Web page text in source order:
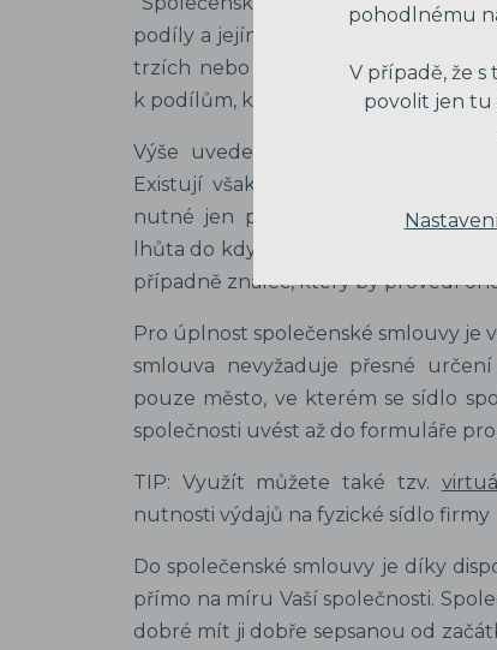
podíly a jejímž prostřednictvím je
trzích nebo na evropském
k podílům, které nemají omezenou
Výše uvedené údaje musí
Existují však i další náležitosti, jež
nutné jen pro samotné založení,
lhůta do kdy má být povinnost
případně znalec, který by provedl
Pro úplnost společenské smlouvy je
smlouva nevyžaduje přesné
pouze město, ve kterém se sídlo
společnosti uvést až do formuláře
TIP: Využít můžete také tzv.
nutnosti výdajů na fyzické sídlo firmy
Do společenské smlouvy je díky
přímo na míru Vaší společnosti.
dobré mít ji dobře sepsanou od
pohodlnému
V případě, že
povolit jen tu